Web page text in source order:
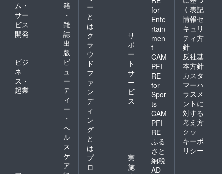
ム・
サー
ビス
開発
籍
・
雑
誌
出
版
ビジ
ネ
ス・
起業
ビ
ュ
ー
テ
ィ
ー
・
ヘ
ル
ス
ケ
ア
ー
と
は
ク
ラ
ウ
ド
フ
ァ
ン
デ
ィ
ン
グ
と
は
サ
ポ
ー
ト
サ
ー
ビ
ス
プ
ロ
実
施
for
Ente
rtain
men
t
CAM
PFI
RE
for
Spor
ts
CAM
PFI
RE
ふる
さと
納税
AD
く表記
情報セ
キュリ
ティ方
針
反社基
本方針
カスタ
マーハ
ラスメ
ントに
対する
考え方
クッ
キーポ
リシー